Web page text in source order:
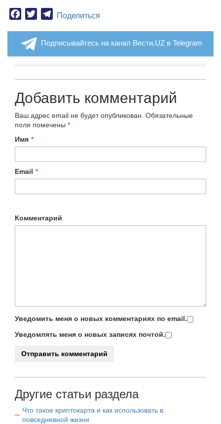
Facebook
TwitterTelegram
Поделиться
Подписывайтесь на канал Вести.UZ в Telegram
Добавить комментарий
Ваш адрес email не будет опубликован. Обязательные
поля помечены *
Имя *
Email *
Комментарий
Уведомить меня о новых комментариях по email.
Уведомлять меня о новых записях почтой.
Другие статьи раздела
Что такое криптокарта и как использовать в
повседневной жизни